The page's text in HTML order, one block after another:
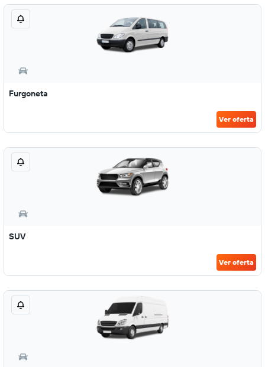
Furgoneta
Ver oferta
SUV
Ver oferta